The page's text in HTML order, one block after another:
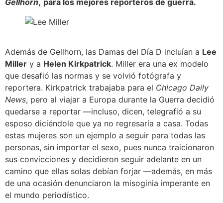
Además de Gellhorn, las Damas del Día D incluían a Lee
Miller y a Helen Kirkpatrick. Miller era una ex modelo
que desafió las normas y se volvió fotógrafa y
reportera. Kirkpatrick trabajaba para el Chicago Daily
News, pero al viajar a Europa durante la Guerra decidió
quedarse a reportar —incluso, dicen, telegrafió a su
esposo diciéndole que ya no regresaría a casa. Todas
estas mujeres son un ejemplo a seguir para todas las
personas, sin importar el sexo, pues nunca traicionaron
sus convicciones y decidieron seguir adelante en un
camino que ellas solas debían forjar —además, en más
de una ocasión denunciaron la misoginia imperante en
el mundo periodístico.